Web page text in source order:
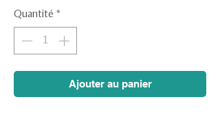
Quantité *
Ajouter au panier